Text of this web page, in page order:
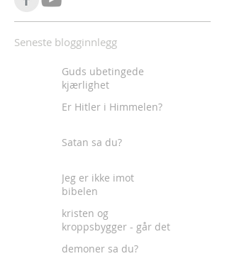
Seneste blogginnlegg
Guds ubetingede
kjærlighet
Er Hitler i Himmelen?
Satan sa du?
Jeg er ikke imot
bibelen
kristen og
kroppsbygger - går det
demoner sa du?